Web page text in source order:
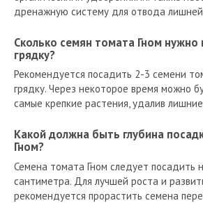
дренажную систему для отвода лишней
Сколько семян томата Гном нужно
грядку?
Рекомендуется посадить 2-3 семени
грядку. Через некоторое время можно
самые крепкие растения, удалив
Какой должна быть глубина
Гном?
Семена томата Гном следует посадить
сантиметра. Для лучшей роста и
рекомендуется прорастить семена